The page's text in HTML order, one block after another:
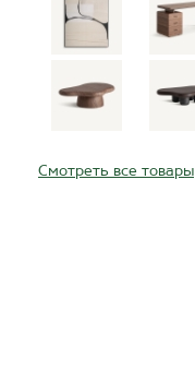
Смотреть все товары